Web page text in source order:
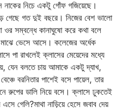
নিচে একটু গোঁফ গজিয়েছে।
গেছে গত দুই বছরে। নিজের বেশ ভালো
সম্বন্ধে কানাঘুষো করে কথা বলে
ভেসে আসে। কলেজের অর্ধেক
পা রাখলেই ক্লাসের মেয়েদের মধ্যে
যেন বলতে চায় আমাকে একটু দ্যাখ,
বরনিতার পাশেই বসে পায়েল, তার
রুপের ডালি নিয়ে বসে। ক্লাসে ঢুকতেই
গেলি?মাথা নাড়িয়ে হেসে জবাব দেয়